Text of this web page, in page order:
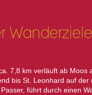
7,8 km verläuft ab Moos
bis St. Leonhard auf der
führt durch einen